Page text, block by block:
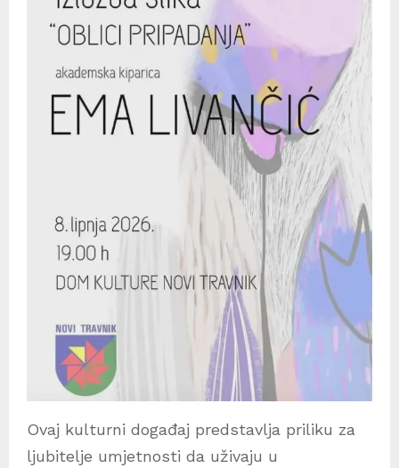
Ovaj kulturni događaj predstavlja priliku za
ljubitelje umjetnosti da uživaju u